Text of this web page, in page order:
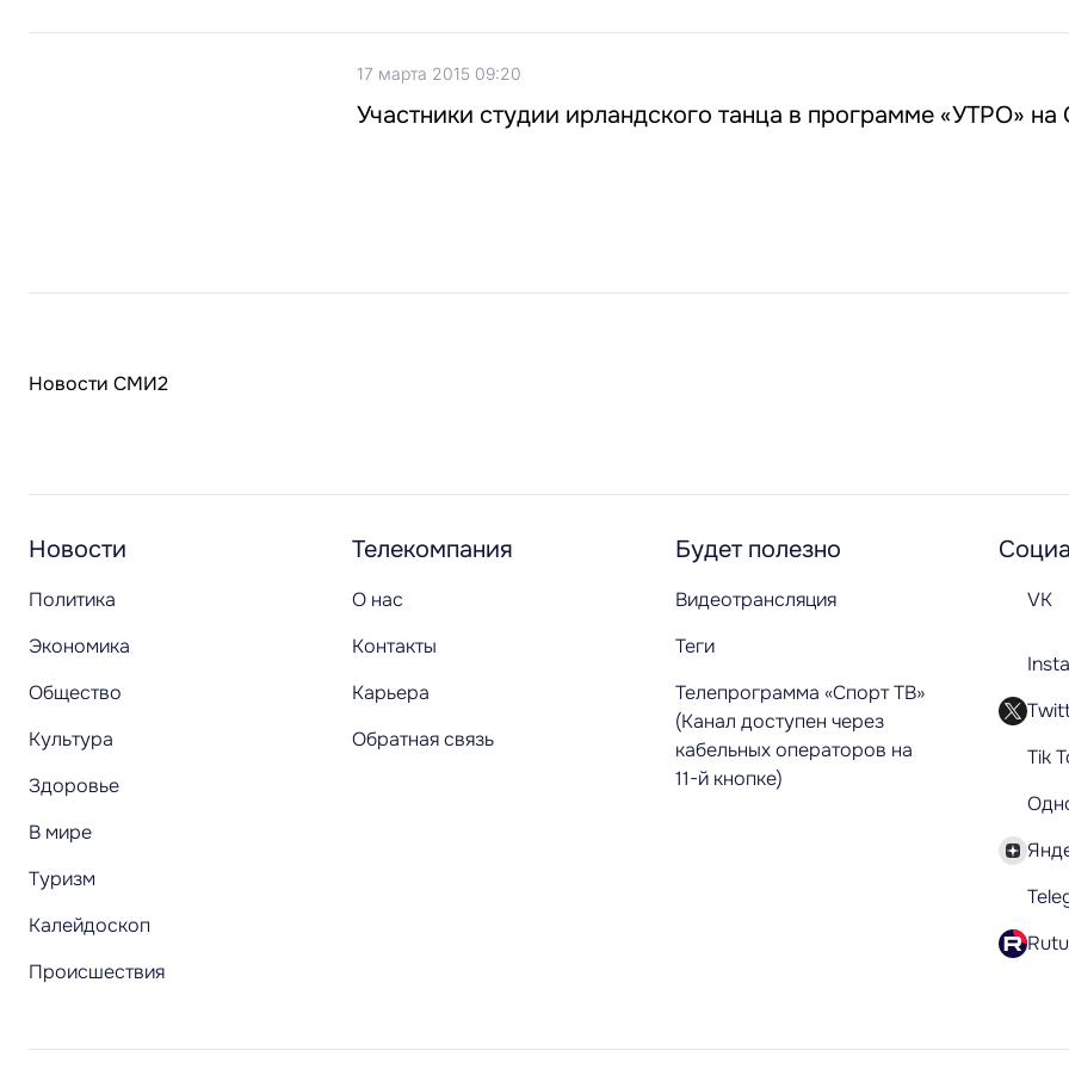
17 марта 2015 09:20
Участники студии ирландского танца в программе «УТРО» на
Новости СМИ2
Новости
Политика
Экономика
Общество
Культура
Здоровье
В мире
Туризм
Калейдоскоп
Происшествия
Телекомпания
О нас
Контакты
Карьера
Обратная связь
Будет полезно
Видеотрансляция
Теги
Телепрограмма «Спорт ТВ»
(Канал доступен через
кабельных операторов на
11-й кнопке)
VK
Tik